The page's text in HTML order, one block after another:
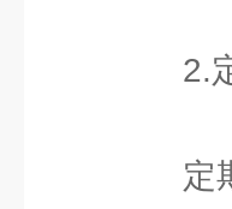
2.定
定期